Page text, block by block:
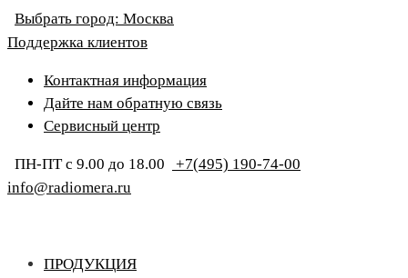
Выбрать город: Москва
Поддержка клиентов
Контактная информация
Дайте нам обратную связь
Сервисный центр
ПН-ПТ с 9.00 до 18.00
+7(495) 190-74-00
info@radiomera.ru
ПРОДУКЦИЯ